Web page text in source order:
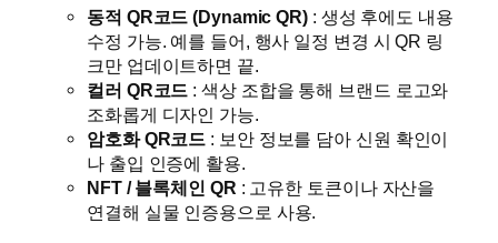
동적 QR코드 (Dynamic QR) : 생성 후에도 내용
수정 가능. 예를 들어, 행사 일정 변경 시 QR 링
크만 업데이트하면 끝.
컬러 QR코드 : 색상 조합을 통해 브랜드 로고와
조화롭게 디자인 가능.
암호화 QR코드 : 보안 정보를 담아 신원 확인이
나 출입 인증에 활용.
NFT / 블록체인 QR : 고유한 토큰이나 자산을
연결해 실물 인증용으로 사용.